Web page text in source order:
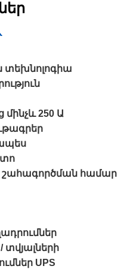
տեխնոլոգիա
250 Ա
շահագործման համար
UPS